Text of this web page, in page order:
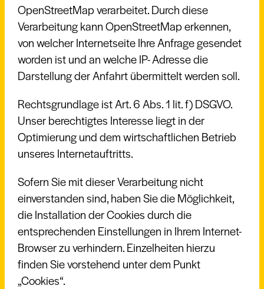
OpenStreetMap verarbeitet. Durch diese
Verarbeitung kann OpenStreetMap erkennen,
von welcher Internetseite Ihre Anfrage gesendet
worden ist und an welche IP- Adresse die
Darstellung der Anfahrt übermittelt werden soll.
Rechtsgrundlage ist Art. 6 Abs. 1 lit. f) DSGVO.
Unser berechtigtes Interesse liegt in der
Optimierung und dem wirtschaftlichen Betrieb
unseres Internetauftritts.
Sofern Sie mit dieser Verarbeitung nicht
einverstanden sind, haben Sie die Möglichkeit,
die Installation der Cookies durch die
entsprechenden Einstellungen in Ihrem Internet-
Browser zu verhindern. Einzelheiten hierzu
finden Sie vorstehend unter dem Punkt
„Cookies“.